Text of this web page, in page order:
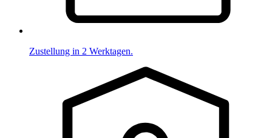
Zustellung in 2 Werktagen.